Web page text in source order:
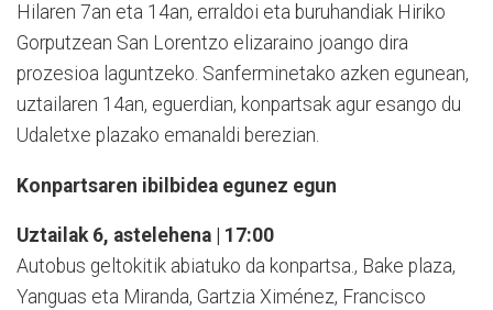
Hilaren 7an eta 14an, erraldoi eta buruhandiak Hiriko
Gorputzean San Lorentzo elizaraino joango dira
prozesioa laguntzeko. Sanferminetako azken egunean,
uztailaren 14an, eguerdian, konpartsak agur esango du
Udaletxe plazako emanaldi berezian.
Konpartsaren ibilbidea egunez egun
Uztailak 6, astelehena | 17:00
Autobus geltokitik abiatuko da konpartsa., Bake plaza,
Yanguas eta Miranda, Gartzia Ximénez, Francisco